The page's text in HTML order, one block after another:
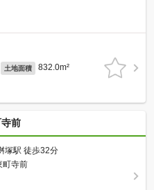
土地面積 832.0m²
前
塚駅 徒歩32分
町寺前